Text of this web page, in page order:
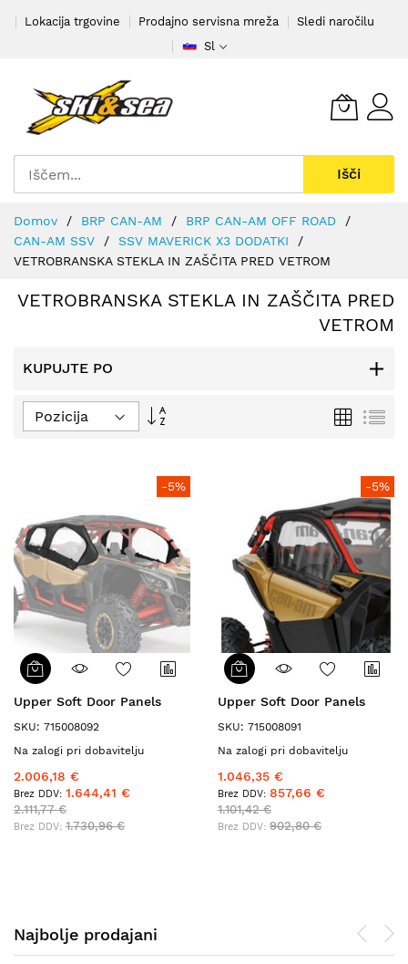
na
Lokacija trgovine Prodajno servisna mreža
Sledi naročilu
Sl
Išči
Domov BRP CAN-AM
BRP CAN-AM OFF ROAD
CAN-AM SSV
SSV MAVERICK X3 DODATKI
VETROBRANSKA STEKLA IN ZAŠČITA PRED VETROM
VETROBRANSKA STEKLA IN ZAŠČITA PRED
VETROM
KUPUJTE PO
Nastavi
Mreža
-5%
Upper Soft Door Panels
SKU: 715008092
Na zalogi pri dobavitelju
2.006,18 €
1.644,41 €
2.111,77 €
1.730,96 €
-5%
Upper Soft Door Panels
SKU: 715008091
Na zalogi pri dobavitelju
1.046,35 €
857,66 €
1.101,42 €
902,80 €
Najbolje prodajani